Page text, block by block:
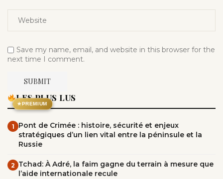
Save my name, email, and website in this browser for the
next time I comment.
★PREMIUM
LES PLUS LUS
1
Pont de Crimée : histoire, sécurité et enjeux
stratégiques d’un lien vital entre la péninsule et la
Russie
2 Tchad: À Adré, la faim gagne du terrain à mesure que
l’aide internationale recule